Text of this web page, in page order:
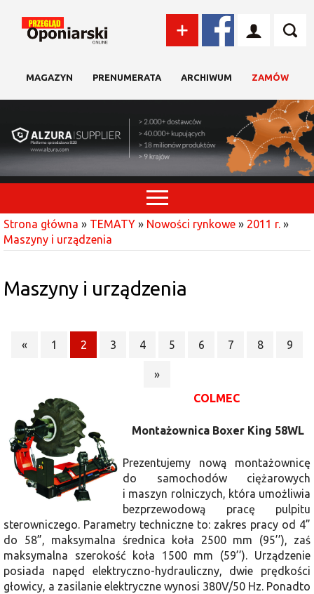
MAGAZYN PRENUMERATA ARCHIWUM ZAMÓW
Strona główna » TEMATY » Nowości rynkowe » 2011 r. »
Maszyny i urządzenia
Maszyny i urządzenia
« 1 2 3 4 5 6 7 8 9
»
COLMEC
Montażownica Boxer King 58WL
Prezentujemy nową montażownicę
do samochodów ciężarowych
i maszyn rolniczych, która umożliwia
bezprzewodową pracę pulpitu
sterowniczego. Parametry techniczne to: zakres pracy od 4”
do 58”, maksymalna średnica koła 2500 mm (95’’), zaś
maksymalna szerokość koła 1500 mm (59’’). Urządzenie
posiada napęd elektryczno-hydrauliczny, dwie prędkości
głowicy, a zasilanie elektryczne wynosi 380V/50 Hz. Ponadto